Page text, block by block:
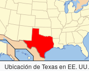
Ubicación de Texas en EE. UU.